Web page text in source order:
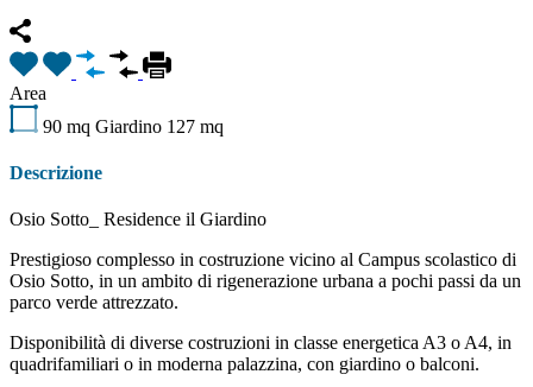
Area
90 mq Giardino 127 mq
Descrizione
Osio Sotto_ Residence il Giardino
Prestigioso complesso in costruzione vicino al Campus scolastico di
Osio Sotto, in un ambito di rigenerazione urbana a pochi passi da un
parco verde attrezzato.
Disponibilità di diverse costruzioni in classe energetica A3 o A4, in
quadrifamiliari o in moderna palazzina, con giardino o balconi.